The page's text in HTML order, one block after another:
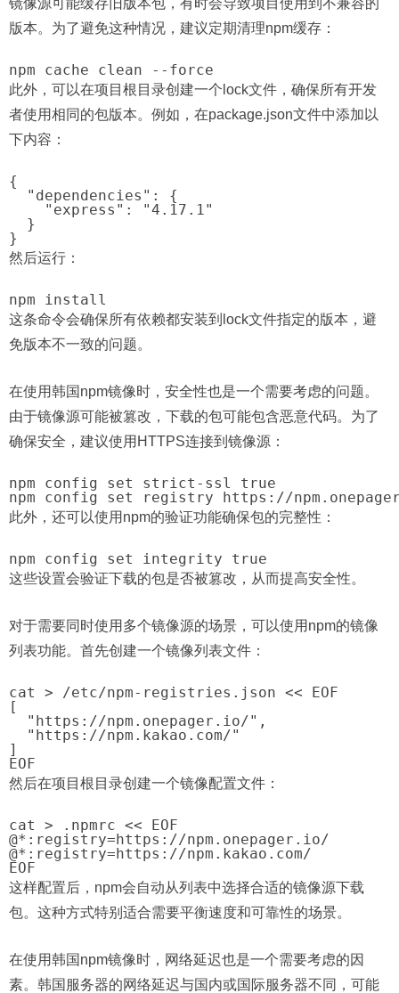
版本。为了避免这种情况，建议定期清理npm缓存：
此外，可以在项目根目录创建一个lock文件，确保所有开发
者使用相同的包版本。例如，在package.json文件中添加以
下内容：
{
  "dependencies": {
    "express": "4.17.1"
  }
然后运行：
这条命令会确保所有依赖都安装到lock文件指定的版本，避
免版本不一致的问题。
在使用韩国npm镜像时，安全性也是一个需要考虑的问题。
由于镜像源可能被篡改，下载的包可能包含恶意代码。为了
确保安全，建议使用HTTPS连接到镜像源：
npm config set strict-ssl true
此外，还可以使用npm的验证功能确保包的完整性：
这些设置会验证下载的包是否被篡改，从而提高安全性。
对于需要同时使用多个镜像源的场景，可以使用npm的镜像
列表功能。首先创建一个镜像列表文件：
cat > /etc/npm-registries.json << EOF
[
  "https://npm.onepager.io/",
  "https://npm.kakao.com/"
]
然后在项目根目录创建一个镜像配置文件：
cat > .npmrc << EOF
@*:registry=https://npm.onepager.io/
@*:registry=https://npm.kakao.com/
这样配置后，npm会自动从列表中选择合适的镜像源下载
包。这种方式特别适合需要平衡速度和可靠性的场景。
在使用韩国npm镜像时，网络延迟也是一个需要考虑的因
素。韩国服务器的网络延迟与国内或国际服务器不同，可能